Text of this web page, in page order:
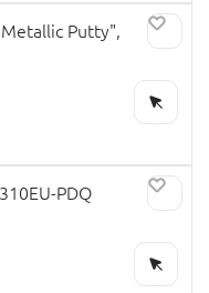
Putty",
PDQ